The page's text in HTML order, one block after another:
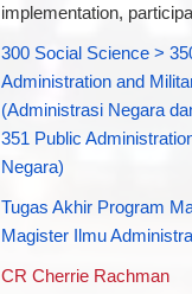
implementation,
300 Social Science >
Administration and
(Administrasi Negara
351 Public
Negara)
Tugas Akhir Program
Magister Ilmu
CR Cherrie Rachman